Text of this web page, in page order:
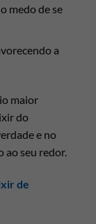
medo de se
a
maior
do
e no
ao seu redor.
de